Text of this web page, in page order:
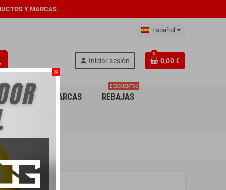
Y MARCAS
Español
person Iniciar sesión
0
0,00 €
NIÑO MARCAS REBAJAS
DESCUENTOS
close